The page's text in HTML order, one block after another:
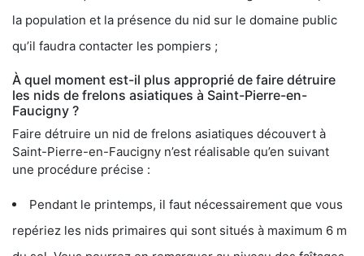
la population et la présence du nid sur le domaine public
qu’il faudra contacter les pompiers ;
À quel moment est-il plus approprié de faire détruire
les nids de frelons asiatiques à Saint-Pierre-en-
Faucigny ?
Faire détruire un nid de frelons asiatiques découvert à
Saint-Pierre-en-Faucigny n’est réalisable qu’en suivant
une procédure précise :
Pendant le printemps, il faut nécessairement que vous
repériez les nids primaires qui sont situés à maximum 6 m